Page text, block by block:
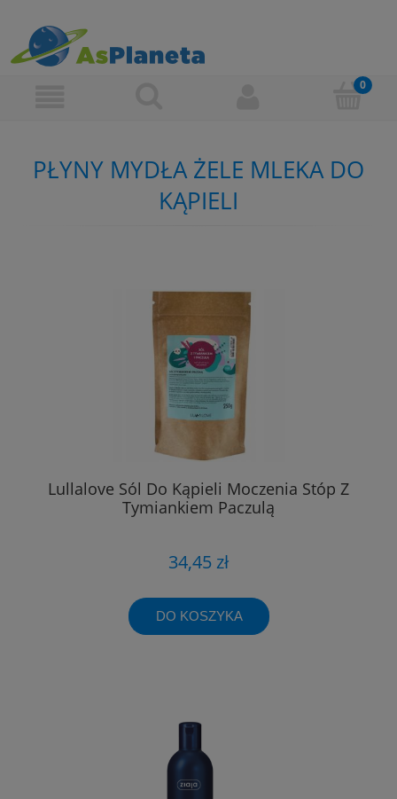
PŁYNY MYDŁA ŻELE MLEKA DO
KĄPIELI
Lullalove Sól Do Kąpieli Moczenia Stóp Z
Tymiankiem Paczulą
34,45 zł
DO KOSZYKA